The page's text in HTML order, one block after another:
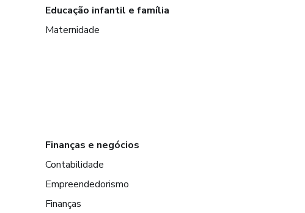
Educação infantil e família
Maternidade
Finanças e negócios
Contabilidade
Empreendedorismo
Finanças